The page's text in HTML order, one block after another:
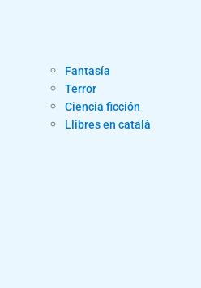
Fantasía
Terror
Ciencia ficción
Llibres en català